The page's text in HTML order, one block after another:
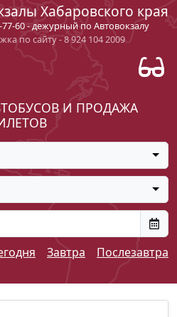
Хабаровского края
77-60 - дежурный по Автовокзалу
по сайту - 8 924 104 2009
И ПРОДАЖА
Завтра Послезавтра